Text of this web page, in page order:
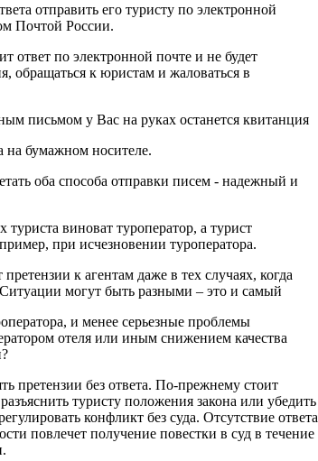
отправить его туристу по электронной
Почтой России.
ответ по электронной почте и не будет
обращаться к юристам и жаловаться в
письмом у Вас на руках останется квитанция
на бумажном носителе.
оба способа отправки писем - надежный и
туриста виноват туроператор, а турист
при исчезновении туроператора.
к агентам даже в тех случаях, когда
могут быть разными – это и самый
и менее серьезные проблемы
отеля или иным снижением качества
претензии без ответа. По-прежнему стоит
туристу положения закона или убедить
конфликт без суда. Отсутствие ответа
повлечет получение повестки в суд в течение